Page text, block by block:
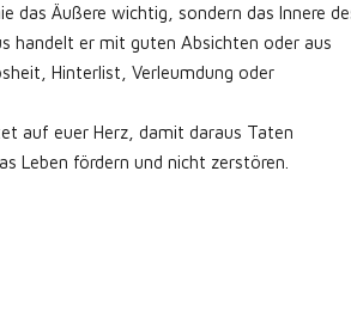
das Äußere wichtig, sondern das Innere
handelt er mit guten Absichten oder aus
Hinterlist, Verleumdung oder
auf euer Herz, damit daraus Taten
Leben fördern und nicht zerstören.